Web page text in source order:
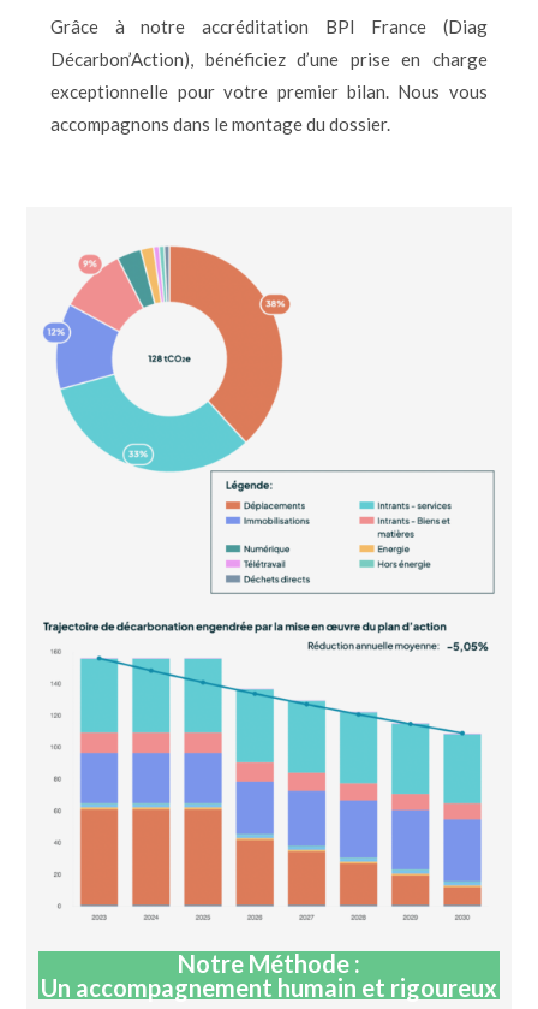
Grâce à notre accréditation BPI France (Diag
Décarbon’Action), bénéficiez d’une prise en charge
exceptionnelle pour votre premier bilan. Nous vous
accompagnons dans le montage du dossier.
Notre Méthode :
Un accompagnement humain et rigoureux